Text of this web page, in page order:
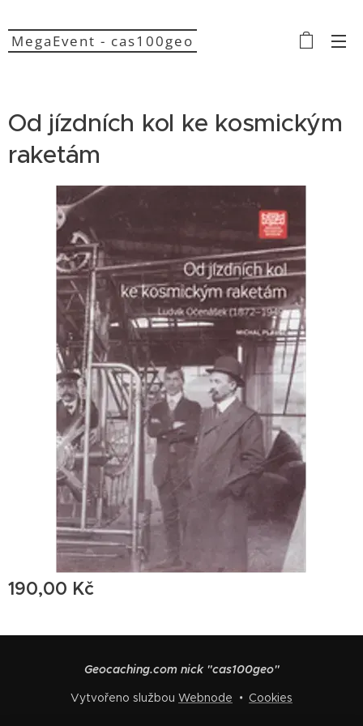
MegaEvent - cas100geo
Od jízdních kol ke kosmickým
raketám
190,00 Kč
Geocaching.com nick "cas100geo"
Vytvořeno službou Webnode Cookies